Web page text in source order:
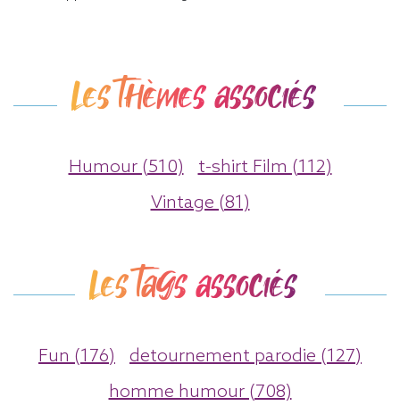
Les thèmes associés
Humour (510)
t-shirt Film (112)
Vintage (81)
Les tags associés
Fun (176)
detournement parodie (127)
homme humour (708)